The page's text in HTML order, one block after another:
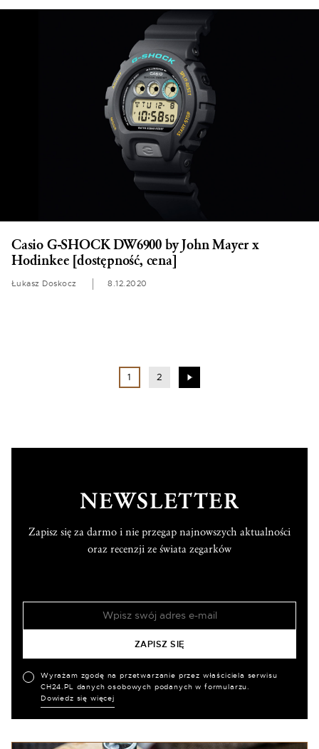
Casio G-SHOCK DW6900 by John Mayer x
Hodinkee [dostępność, cena]
Łukasz Doskocz 8.12.2020
1 2
NEWSLETTER
Zapisz się za darmo i nie przegap najnowszych aktualności
oraz recenzji ze świata zegarków
Wyrażam zgodę na przetwarzanie przez właściciela serwisu
CH24.PL danych osobowych podanych w formularzu.
Dowiedz się więcej